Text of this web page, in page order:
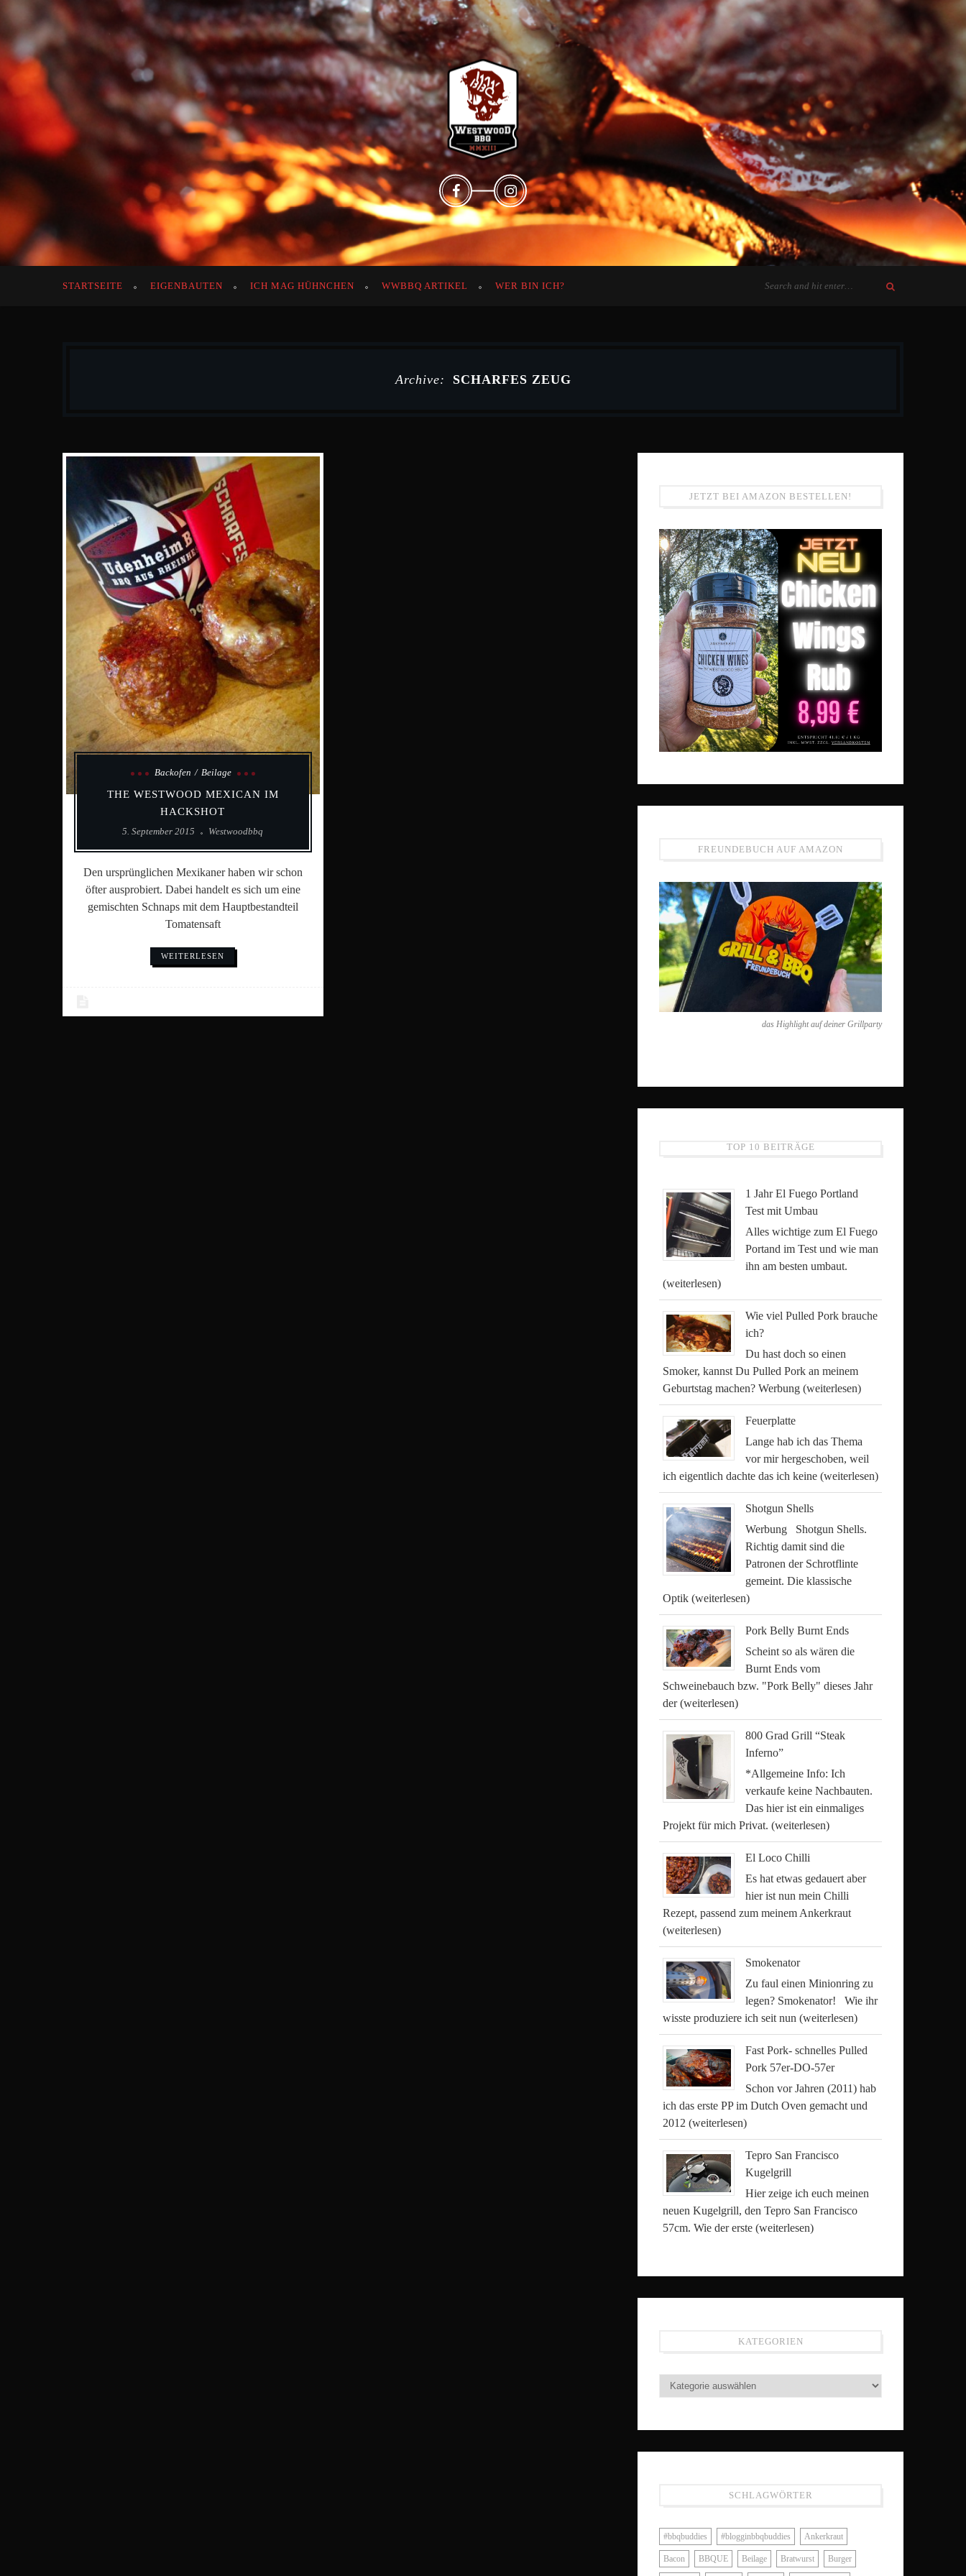
STARTSEITE EIGENBAUTEN ICH MAG HÜHNCHEN WWBBQ ARTIKEL WER BIN ICH?
Archive: SCHARFES ZEUG
Backofen Beilage
THE WESTWOOD MEXICAN IM
HACKSHOT
5. September 2015 Westwoodbbq
Den ursprünglichen Mexikaner haben wir schon
öfter ausprobiert. Dabei handelt es sich um eine
gemischten Schnaps mit dem Hauptbestandteil
Tomatensaft
WEITERLESEN
JETZT BEI AMAZON BESTELLEN!
FREUNDEBUCH AUF AMAZON
das Highlight auf deiner Grillparty
TOP 10 BEITRÄGE
1 Jahr El Fuego Portland
Test mit Umbau
Alles wichtige zum El Fuego
Portand im Test und wie man
ihn am besten umbaut.
(weiterlesen)
Wie viel Pulled Pork brauche
ich?
Du hast doch so einen
Smoker, kannst Du Pulled Pork an meinem
Geburtstag machen? Werbung (weiterlesen)
Feuerplatte
Lange hab ich das Thema
vor mir hergeschoben, weil
ich eigentlich dachte das ich keine (weiterlesen)
Shotgun Shells
Werbung Shotgun Shells.
Richtig damit sind die
Patronen der Schrotflinte
gemeint. Die klassische
Optik (weiterlesen)
Pork Belly Burnt Ends
Scheint so als wären die
Burnt Ends vom
Schweinebauch bzw. "Pork Belly" dieses Jahr
der(weiterlesen)
800 Grad Grill “Steak
Inferno”
*Allgemeine Info: Ich
verkaufe keine Nachbauten.
Das hier ist ein einmaliges
Projekt für mich Privat. (weiterlesen)
El Loco Chilli
Es hat etwas gedauert aber
hier ist nun mein Chilli
Rezept, passend zum meinem Ankerkraut
(weiterlesen)
Smokenator
Zu faul einen Minionring zu
legen? Smokenator! Wie ihr
wisste produziere ich seit nun (weiterlesen)
Fast Pork- schnelles Pulled
Pork 57er-DO-57er
Schon vor Jahren (2011) hab
ich das erste PP im Dutch Oven gemacht und
2012 (weiterlesen)
Tepro San Francisco
Kugelgrill
Hier zeige ich euch meinen
neuen Kugelgrill, den Tepro San Francisco
57cm. Wie der erste (weiterlesen)
KATEGORIEN
SCHLAGWÖRTER
#bbqbuddies #blogginbbqbuddies Ankerkraut
Bacon BBQUE Beilage Bratwurst Burger